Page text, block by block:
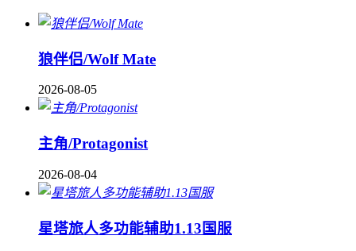
狼伴侣/Wolf Mate
2026-08-05
主角/Protagonist
2026-08-04
星塔旅人多功能辅助1.13国服